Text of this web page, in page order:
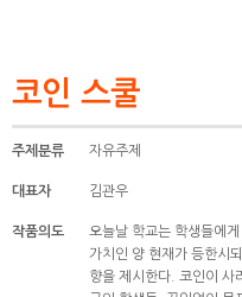
코인 스쿨
주제분류 자유주제
대표자 김관우
작품의도
오늘날 학교는 학생들에
가치인 양 현재가 등한시
향을 제시한다. 코인이 사